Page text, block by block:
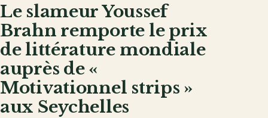
Le slameur Youssef
Brahn remporte le prix
de littérature mondiale
auprès de «
Motivationnel strips »
aux Seychelles